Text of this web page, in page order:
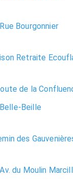
Bourgonnier
Retraite
de la
Beille
des
du Moulin